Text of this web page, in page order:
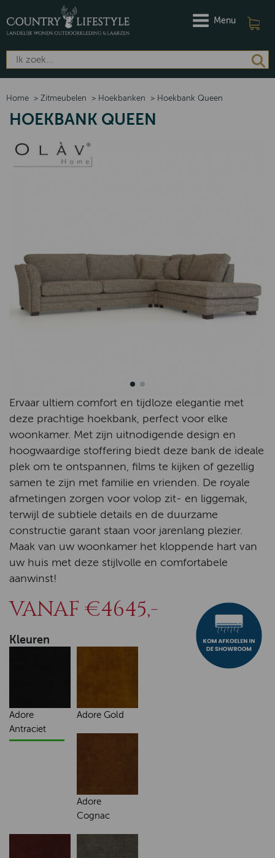
Menu
Home > Zitmeubelen > Hoekbanken > Hoekbank Queen
HOEKBANK QUEEN
Ervaar ultiem comfort en tijdloze elegantie met
deze prachtige hoekbank, perfect voor elke
woonkamer. Met zijn uitnodigende design en
hoogwaardige stoffering biedt deze bank de ideale
plek om te ontspannen, films te kijken of gezellig
samen te zijn met familie en vrienden. De royale
afmetingen zorgen voor volop zit- en liggemak,
terwijl de subtiele details en de duurzame
constructie garant staan voor jarenlang plezier.
Maak van uw woonkamer het kloppende hart van
uw huis met deze stijlvolle en comfortabele
aanwinst!
VANAF €4645,-
Kleuren
Adore
Antraciet
Adore Gold
Adore
Cognac